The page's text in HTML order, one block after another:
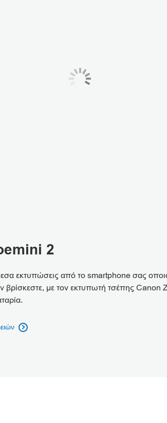
2
εκτυπώσεις από το smartphone σας
βρίσκεστε, με τον εκτυπωτή τσέπης
